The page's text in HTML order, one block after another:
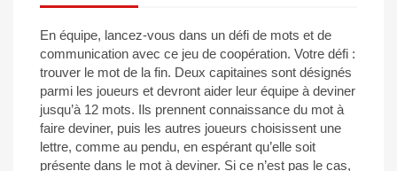
En équipe, lancez-vous dans un défi de mots et de
communication avec ce jeu de coopération. Votre défi :
trouver le mot de la fin. Deux capitaines sont désignés
parmi les joueurs et devront aider leur équipe à deviner
jusqu’à 12 mots. Ils prennent connaissance du mot à
faire deviner, puis les autres joueurs choisissent une
lettre, comme au pendu, en espérant qu’elle soit
présente dans le mot à deviner. Si ce n’est pas le cas,